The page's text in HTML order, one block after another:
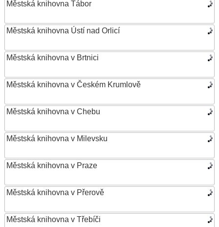
Městská knihovna Tábor
Městská knihovna Ústí nad Orlicí
Městská knihovna v Brtnici
Městská knihovna v Českém Krumlově
Městská knihovna v Chebu
Městská knihovna v Milevsku
Městská knihovna v Praze
Městská knihovna v Přerově
Městská knihovna v Třebíči